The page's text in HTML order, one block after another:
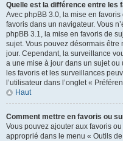
Quelle est la différence entre les
Avec phpBB 3.0, la mise en
favoris dans un navigateur. Vous
phpBB 3.1, la mise en favoris de
sujet. Vous pouvez désormais être
jour. Cependant, la surveillance
a une mise à jour dans un sujet
les favoris et les surveillances
l’utilisateur dans l’onglet «
Haut
Comment mettre en favoris ou
Vous pouvez ajouter aux favoris
approprié dans le menu « Outils